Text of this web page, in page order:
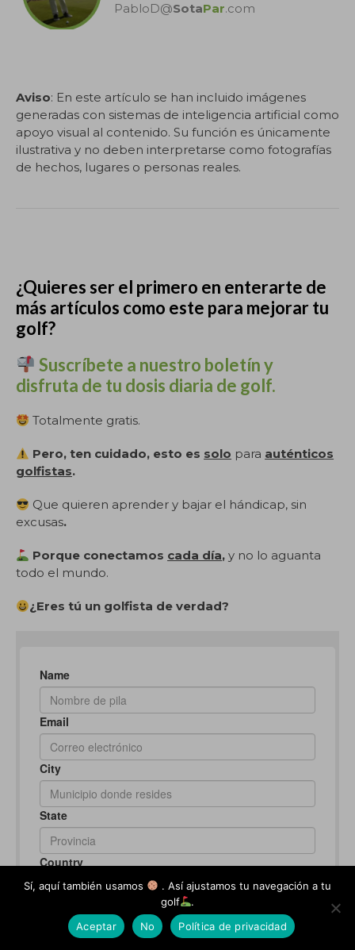
PabloD@SotaPar.com
Aviso: En este artículo se han incluido imágenes
generadas con sistemas de inteligencia artificial como
apoyo visual al contenido. Su función es únicamente
ilustrativa y no deben interpretarse como fotografías
de hechos, lugares o personas reales.
¿Quieres ser el primero en enterarte de
más artículos como este para mejorar tu
golf?
Suscríbete a nuestro boletín y
disfruta de tu dosis diaria de golf.
Totalmente gratis.
Pero, ten cuidado, esto es solo para auténticos
golfistas.
Que quieren aprender y bajar el hándicap, sin
excusas.
Porque conectamos cada día,y no lo aguanta
todo el mundo.
¿Eres tú un golfista de verdad?
Sí, aquí también usamos
. Así ajustamos tu navegación a tu
golf
.
Aceptar
No Política de privacidad